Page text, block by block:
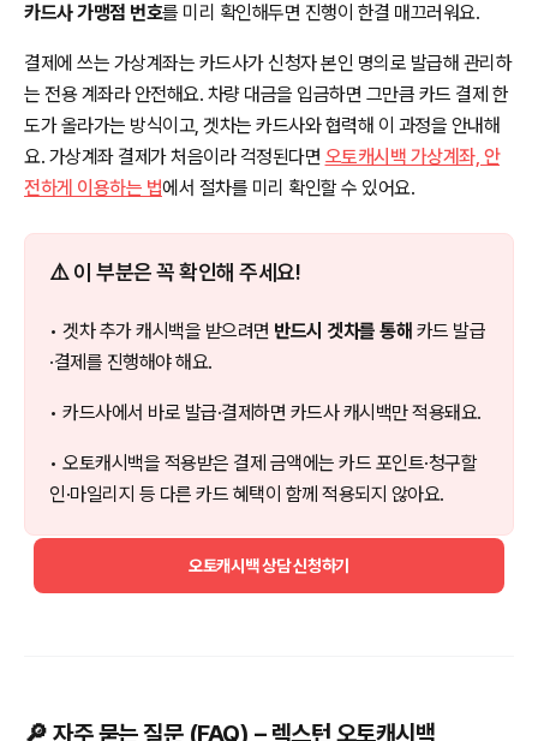
카드사 가맹점 번호를 미리 확인해두면 진행이 한결 매끄러워요.
결제에 쓰는 가상계좌는 카드사가 신청자 본인 명의로 발급해 관리하
는 전용 계좌라 안전해요. 차량 대금을 입금하면 그만큼 카드 결제 한
도가 올라가는 방식이고, 겟차는 카드사와 협력해 이 과정을 안내해
요. 가상계좌 결제가 처음이라 걱정된다면 오토캐시백 가상계좌, 안
전하게 이용하는 법에서 절차를 미리 확인할 수 있어요.
⚠️ 이 부분은 꼭 확인해 주세요!
• 겟차 추가 캐시백을 받으려면 반드시 겟차를 통해 카드 발급
·결제를 진행해야 해요.
• 카드사에서 바로 발급·결제하면 카드사 캐시백만 적용돼요.
• 오토캐시백을 적용받은 결제 금액에는 카드 포인트·청구할
인·마일리지 등 다른 카드 혜택이 함께 적용되지 않아요.
오토캐시백 상담 신청하기
🔎 자주 묻는 질문 (FAQ) – 렉스턴 오토캐시백